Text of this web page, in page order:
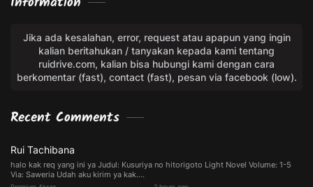
Jika ada kesalahan, error, request atau apapun yang ingin
kalian beritahukan / tanyakan kepada kami tentang
ruidrive.com, kalian bisa hubungi kami dengan cara
berkomentar (fast), contact (fast), pesan via facebook (low).
Recent Comments
Rui Tachibana
halo kak req yang ini ya Judul: Kusuriya no hitorigoto Light Novel Volume: 1-5
Via: Saweria Udah aku kirim ya kak....